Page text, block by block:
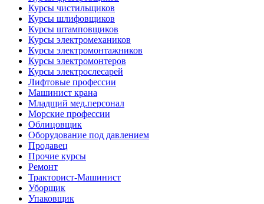
Курсы чистильщиков
Курсы шлифовщиков
Курсы штамповщиков
Курсы электромехаников
Курсы электромонтажников
Курсы электромонтеров
Курсы электрослесарей
Лифтовые профессии
Машинист крана
Младщий мед.персонал
Морские профессии
Облицовщик
Оборудование под давлением
Продавец
Прочие курсы
Ремонт
Тракторист-Машинист
Уборщик
Упаковщик